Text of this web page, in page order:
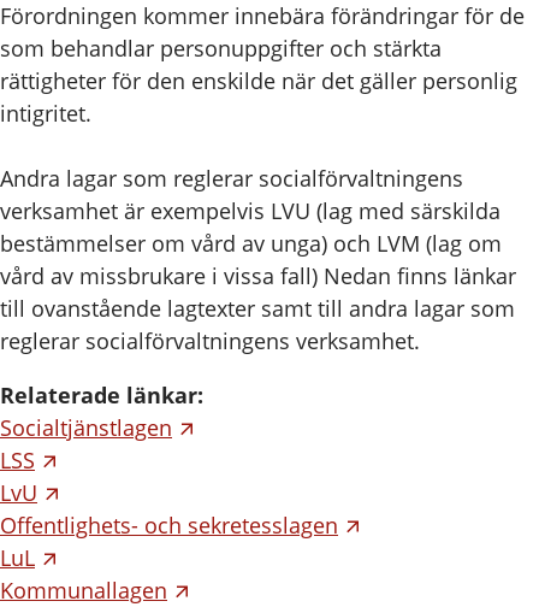
Förordningen kommer innebära förändringar för de
som behandlar personuppgifter och stärkta
rättigheter för den enskilde när det gäller personlig
intigritet.
Andra lagar som reglerar socialförvaltningens
verksamhet är exempelvis LVU (lag med särskilda
bestämmelser om vård av unga) och LVM (lag om
vård av missbrukare i vissa fall) Nedan finns länkar
till ovanstående lagtexter samt till andra lagar som
reglerar socialförvaltningens verksamhet.
Relaterade länkar:
Socialtjänstlagen
LSS
LvU
Offentlighets- och sekretesslagen
LuL
Kommunallagen